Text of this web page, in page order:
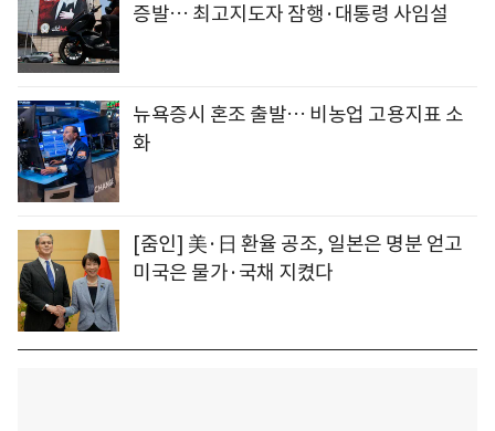
증발… 최고지도자 잠행·대통령 사임설
뉴욕증시 혼조 출발… 비농업 고용지표 소
화
[줌인] 美·日 환율 공조, 일본은 명분 얻고
미국은 물가·국채 지켰다